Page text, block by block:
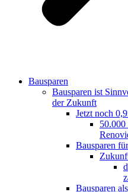
Bausparen
Bausparen ist
der Zukunft
Jetzt noch
50.000
Bausparen
Bausparen